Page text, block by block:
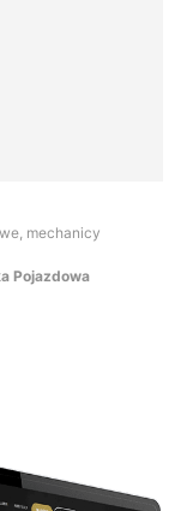
mechanicy
Pojazdowa